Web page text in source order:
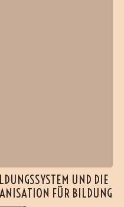
UND DIE
FÜR BILDUNG